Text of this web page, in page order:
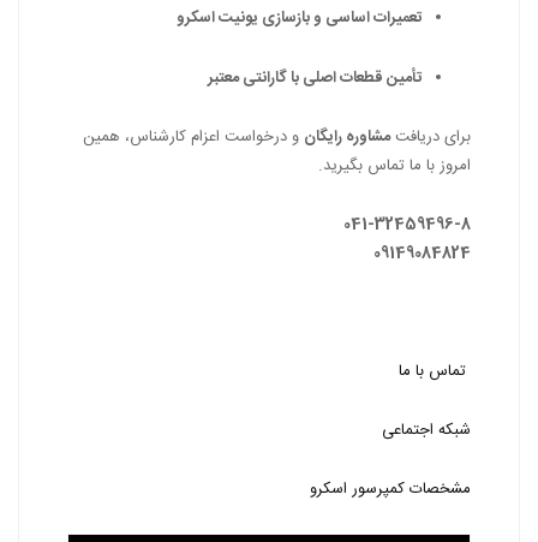
تعمیرات اساسی و بازسازی یونیت اسکرو
تأمین قطعات اصلی با گارانتی معتبر
برای دریافتمشاوره رایگان و درخواست اعزام کارشناس، همین
امروز با ما تماس بگیرید.
041-32459496-8
09149084824
تماس با ما
شبکه اجتماعی
مشخصات کمپرسور اسکرو